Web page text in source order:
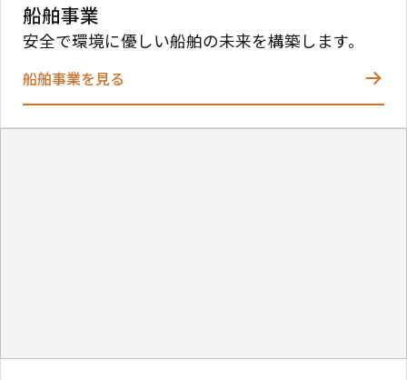
船舶事業
安全で環境に優しい船舶の未来を構築します。
船舶事業を見る